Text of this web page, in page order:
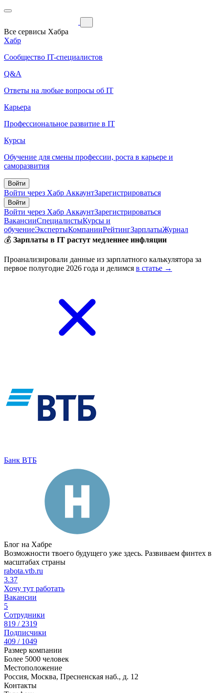
Все сервисы Хабра
Хабр
Сообщество IT-специалистов
Q&A
Ответы на любые вопросы об IT
Карьера
Профессиональное развитие в IT
Курсы
Обучение для смены профессии, роста в карьере и
саморазвития
Войти
Войти через Хабр АккаунтЗарегистрироваться
Войти
Войти через Хабр АккаунтЗарегистрироваться
ВакансииСпециалистыКурсы и
обучениеЭкспертыКомпанииРейтингЗарплатыЖурнал
💰 Зарплаты в IT растут медленнее инфляции
Проанализировали данные из зарплатного калькулятора за
первое полугодие 2026 года и делимся в статье →
Банк ВТБ
Блог на Хабре
Возможности твоего будущего уже здесь. Развиваем финтех в
масштабах страны
rabota.vtb.ru
3.37
Хочу тут работать
Вакансии
5
Сотрудники
819 / 2319
Подписчики
409 / 1049
Размер компании
Более 5000 человек
Местоположение
Россия, Москва, Пресненская наб., д. 12
Контакты